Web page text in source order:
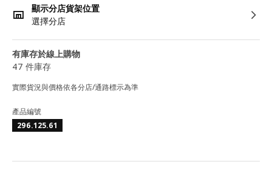
顯示分店貨架位置
選擇分店
有庫存於線上購物
47 件庫存
實際貨況與價格依各分店/通路標示為準
產品編號
296.125.61